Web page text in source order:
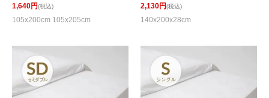
1,640円(税込)
105x200cm 105x205cm
2,130円(税込)
140x200x28cm